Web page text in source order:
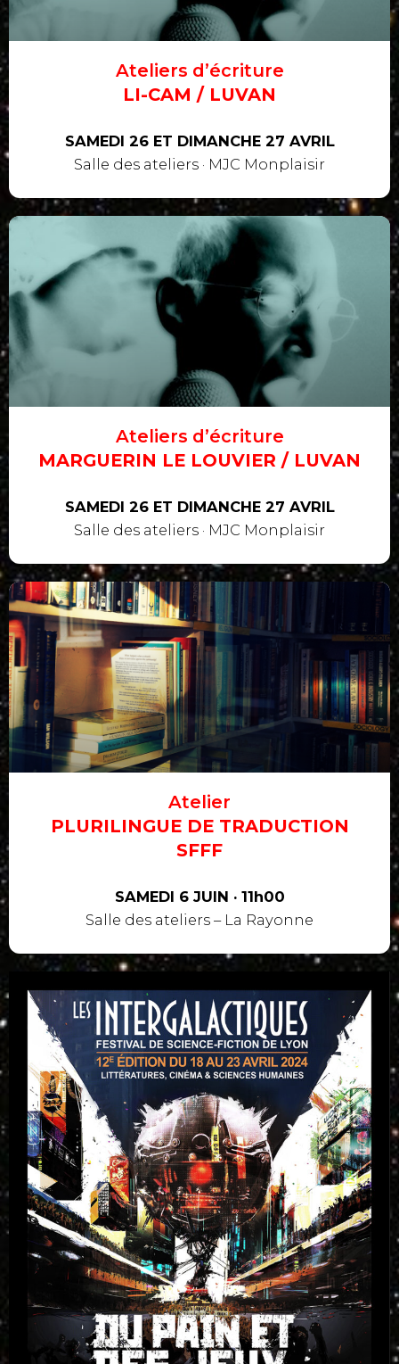
Ateliers d’écriture
LI-CAM / LUVAN
SAMEDI 26 ET DIMANCHE 27 AVRIL
Salle des ateliers · MJC Monplaisir
Ateliers d’écriture
MARGUERIN LE LOUVIER / LUVAN
SAMEDI 26 ET DIMANCHE 27 AVRIL
Salle des ateliers · MJC Monplaisir
Atelier
PLURILINGUE DE TRADUCTION
SFFF
SAMEDI 6 JUIN · 11h00
Salle des ateliers – La Rayonne